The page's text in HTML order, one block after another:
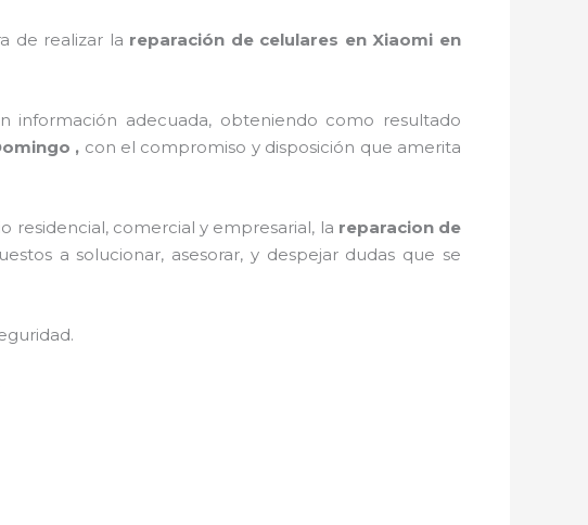
de realizar la reparación de celulares en Xiaomi en
adecuada, obteniendo como resultado
, con el compromiso y disposición que amerita
residencial, comercial y empresarial, la reparacion de
a solucionar, asesorar, y despejar dudas que se